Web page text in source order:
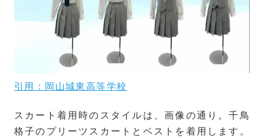
引用：岡山城東高等学校
スカート着用時のスタイルは、画像の通り。千鳥
格子のプリーツスカートとベストを着用します。